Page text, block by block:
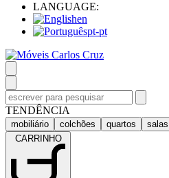
LANGUAGE:
en
pt-pt
Pesquisar
por:
TENDÊNCIA
mobiliário colchões quartos
salas
CARRINHO